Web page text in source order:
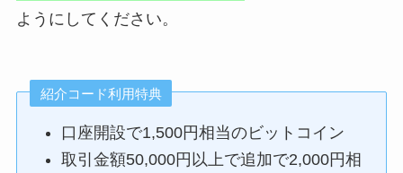
ようにしてください。
紹介コード利用特典
口座開設で1,500円相当のビットコイン
取引金額50,000円以上で追加で2,000円相